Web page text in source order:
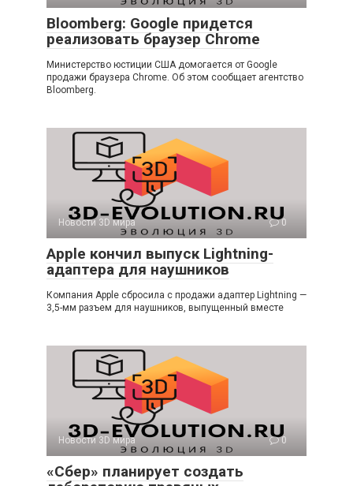
Bloomberg: Google придется
реализовать браузер Chrome
Министерство юстиции США домогается от Google
продажи браузера Chrome. Об этом сообщает агентство
Bloomberg.
Новости 3D мира 0
Apple кончил выпуск Lightning-
адаптера для наушников
Компания Apple сбросила с продажи адаптер Lightning —
3,5-мм разъем для наушников, выпущенный вместе
Новости 3D мира 0
«Сбер» планирует создать